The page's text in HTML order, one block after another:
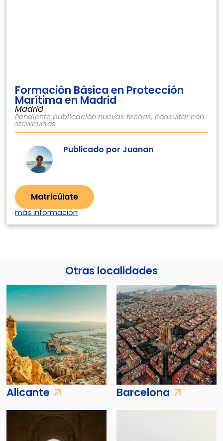
Formación Básica en Protección
Marítima en Madrid
Madrid
Pendiente publicación nuevas fechas, consultar con
stcwcursos
Publicado por Juanan
Matricúlate
más información
Otras localidades
Alicante Barcelona